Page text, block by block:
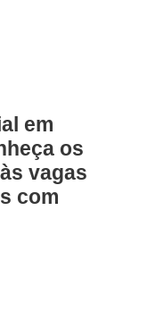
em
os
vagas
com